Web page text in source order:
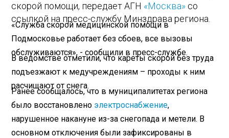
скорой помощи, передает АГН «Москва» со
ссылкой на пресс-службу Минздрава региона.
«Служба скорой медицинской помощи в
Подмосковье работает без сбоев, все вызовы
обслуживаются», - сообщили в пресс-службе.
В ведомстве отметили, что кареты скорой без труда
подъезжают к медучреждениям – проходы к ним
расчищают от снега.
Ранее сообщалось, что в муниципалитетах региона
было восстановлено электроснабжение,
нарушенное накануне из-за снегопада и метели. В
основном отключения были зафиксированы в